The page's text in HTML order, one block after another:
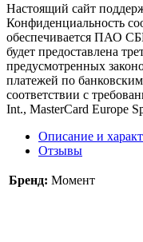
Настоящий сайт
Конфиденциальность
обеспечивается ПАО
будет предоставлена
предусмотренных
платежей по
соответствии с
Int., MasterCard Europe
Описание и
Отзывы
Бренд: Момент